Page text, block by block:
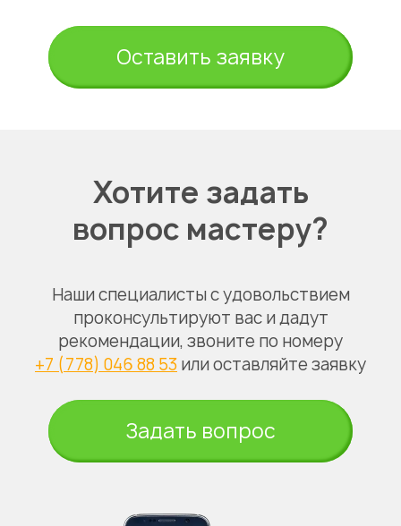
Оставить заявку
Хотите задать
вопрос мастеру?
Наши специалисты с удовольствием
проконсультируют вас и дадут
рекомендации, звоните по номеру
+7 (778) 046 88 53 или оставляйте заявку
Задать вопрос